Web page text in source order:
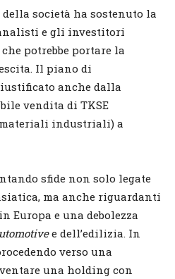
società ha sostenuto la
e gli investitori
potrebbe portare la
Il piano di
anche dalla
vendita di TKSE
materiali industriali) a
sfide non solo legate
ma anche riguardanti
e una debolezza
e dell’edilizia. In
verso una
una holding con